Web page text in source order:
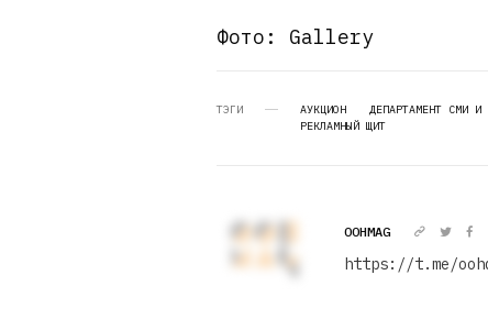
Фото: Gallery
ТЭГИ АУКЦИОН ДЕПАРТАМЕНТ СМИ И
РЕКЛАМНЫЙ ЩИТ
OOHMAG
https://t.me/